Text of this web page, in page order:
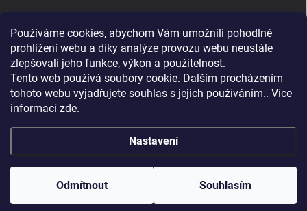
Používáme cookies, abychom Vám umožnili pohodlné
prohlížení webu a díky analýze provozu webu neustále
zlepšovali jeho funkce, výkon a použitelnost.
Tento web používá soubory cookie. Dalším procházením
tohoto webu vyjadřujete souhlas s jejich používáním.. Více
informací zde.
Nastavení
Odmítnout Souhlasím
Jak určit potřebný výkon klimatizace ?
Sestavování Multi-Split systémů
Samsung - Wind Free klimatizace - specialovaný web
Vytvořil Shoptet
Copyright 2026Baxx.cz. Všechna práva vyhrazena.Upravit nastavení